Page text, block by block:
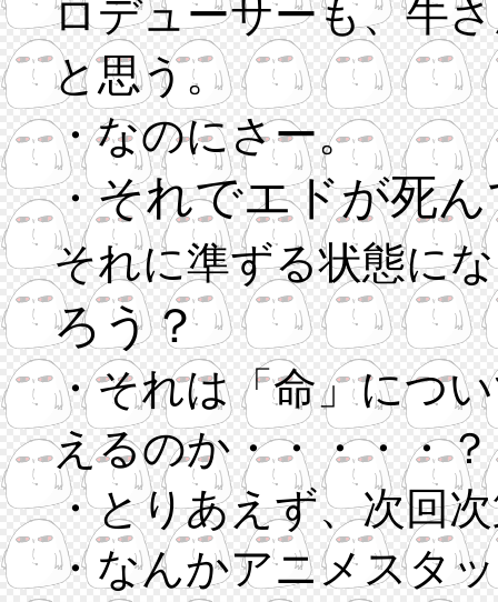
ロデューサーも、牛
と思う。
・なのにさー。
・それでエドが死
それに準ずる状態に
ろう？
・それは「命」につ
えるのか・・・・・？
・とりあえず、次回
・なんかアニメスタ